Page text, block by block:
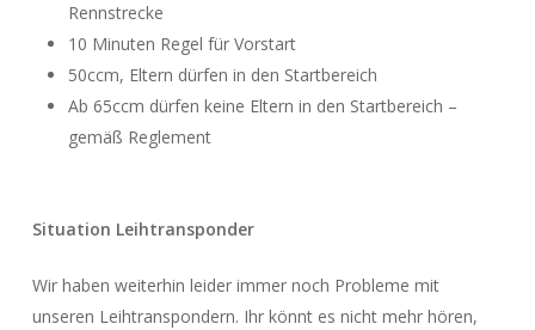
Rennstrecke
10 Minuten Regel für Vorstart
50ccm, Eltern dürfen in den Startbereich
Ab 65ccm dürfen keine Eltern in den Startbereich –
gemäß Reglement
Situation Leihtransponder
Wir haben weiterhin leider immer noch Probleme mit
unseren Leihtranspondern. Ihr könnt es nicht mehr hören,